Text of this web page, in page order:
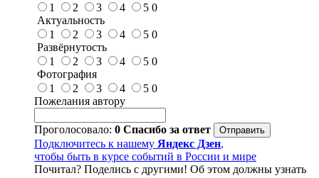
1
2 3 4 5 0
Актуальность
1
2 3 4 5 0
Развёрнутость
1
2 3 4 5 0
Фотография
1
2 3 4 5 0
Пожелания автору
Проголосовало: 0 Спасибо за ответ
Подключитесь к нашему Яндекс Дзен,
чтобы быть в курсе событий в России и мире
Почитал? Поделись с другими! Об этом должны узнать